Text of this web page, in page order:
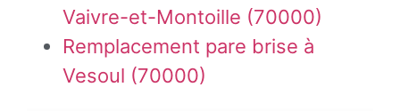
Vaivre-et-Montoille (70000)
Remplacement pare brise à
Vesoul (70000)